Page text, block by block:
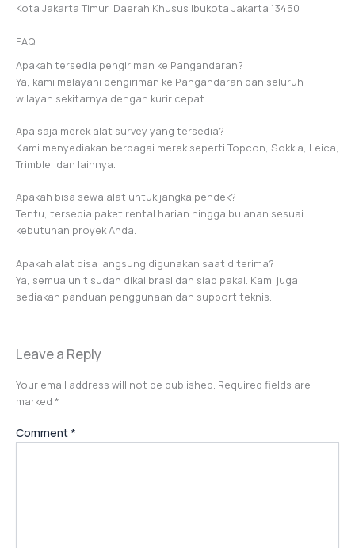
Kota Jakarta Timur, Daerah Khusus Ibukota Jakarta 13450
FAQ
Apakah tersedia pengiriman ke Pangandaran?
Ya, kami melayani pengiriman ke Pangandaran dan seluruh
wilayah sekitarnya dengan kurir cepat.
Apa saja merek alat survey yang tersedia?
Kami menyediakan berbagai merek seperti Topcon, Sokkia, Leica,
Trimble, dan lainnya.
Apakah bisa sewa alat untuk jangka pendek?
Tentu, tersedia paket rental harian hingga bulanan sesuai
kebutuhan proyek Anda.
Apakah alat bisa langsung digunakan saat diterima?
Ya, semua unit sudah dikalibrasi dan siap pakai. Kami juga
sediakan panduan penggunaan dan support teknis.
Leave a Reply
Your email address will not be published. Required fields are
marked *
Comment *